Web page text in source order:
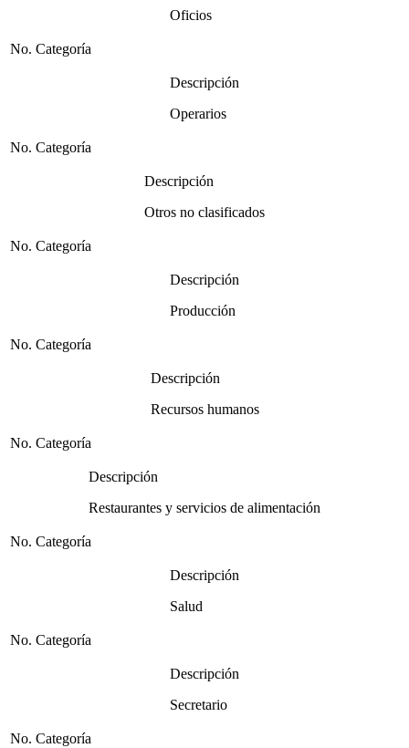
Oficios
No. Categoría
Descripción
Operarios
No. Categoría
Descripción
Otros no clasificados
No. Categoría
Descripción
Producción
No. Categoría
Descripción
Recursos humanos
No. Categoría
Descripción
Restaurantes y servicios de alimentación
No. Categoría
Descripción
Salud
No. Categoría
Descripción
Secretario
No. Categoría